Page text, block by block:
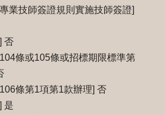
業技師簽證規則實施技師簽證]
否
條或105條或招標期限標準第
條第1項第1款辦理] 否
是